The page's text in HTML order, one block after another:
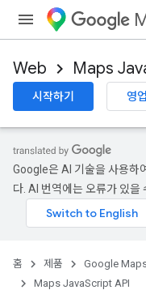
Web Maps
시작하기 영
Google은 AI 기술을 사용하
다. AI 번역에는 오류가 있을
홈 제품 Google
Maps JavaScript API